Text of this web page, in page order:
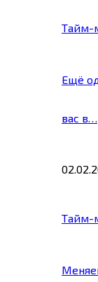
Тайм-
Ещё
вас в…
Тайм-